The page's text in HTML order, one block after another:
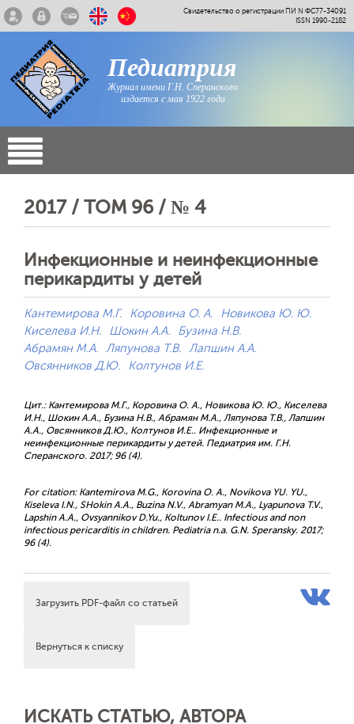
Свидетельство о регистрации ПИ N ФС77-34091
ISSN 1990-2182
Педиатрия
Журнал имени Г.Н. Сперанского
издается с мая 1922 года
2017 / ТОМ 96 / № 4
Инфекционные и неинфекционные
перикардиты у детей
Кантемирова М.Г. Коровина О. А.
Новикова Ю. Ю.
Киселева И.Н.
Шокин А.А.
Бузина Н.В.
Абрамян М.А. Ляпунова Т.В. Лапшин А.А.
Овсянников Д.Ю.
Колтунов И.Е.
Цит.: Кантемирова М.Г., Коровина О. А., Новикова Ю. Ю., Киселева
И.Н., Шокин А.А., Бузина Н.В., Абрамян М.А., Ляпунова Т.В., Лапшин
А.А., Овсянников Д.Ю., Колтунов И.Е.. Инфекционные и
неинфекционные перикардиты у детей. Педиатрия им. Г.Н.
Сперанского. 2017; 96 (4).
For citation: Kantemirova M.G., Korovina O. A., Novikova YU. YU.,
Kiseleva I.N., SHokin A.A., Buzina N.V., Abramyan M.A., Lyapunova T.V.,
Lapshin A.A., Ovsyannikov D.Yu., Koltunov I.E.. Infectious and non
infectious pericarditis in children. Pediatria n.a. G.N. Speransky. 2017;
96 (4).
Загрузить PDF-файл со статьей
Вернуться к списку
ИСКАТЬ СТАТЬЮ, АВТОРА